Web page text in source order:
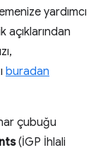
yardımcı
açıklarından
buradan
çubuğu
(İGP İhlali